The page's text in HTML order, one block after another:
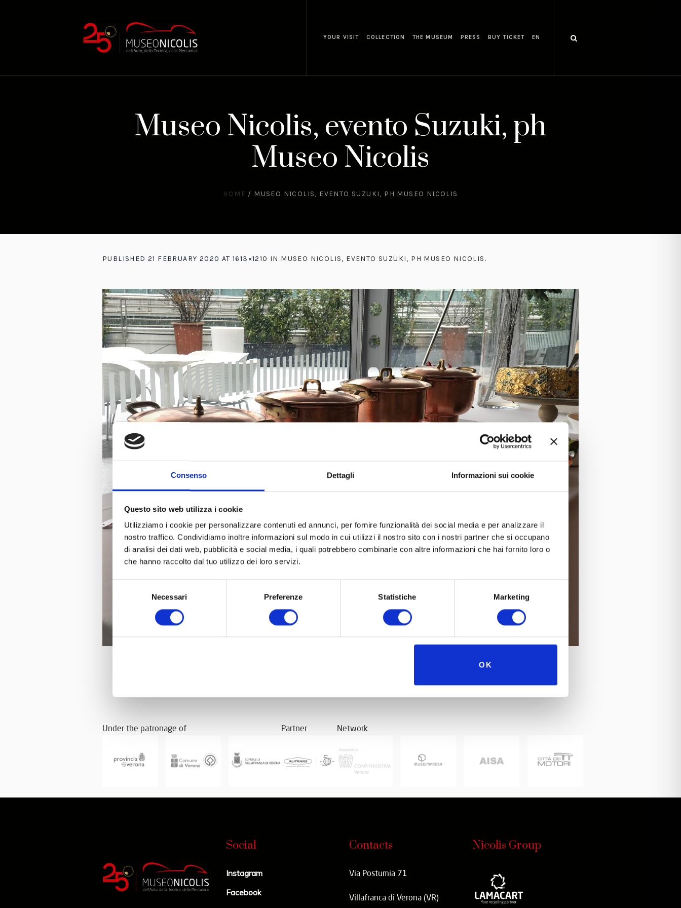
Consenso Dettagli Informazioni sui cookie
Questo sito web utilizza i cookie
Utilizziamo i cookie per personalizzare contenuti ed annunci, per fornire funzionalità dei social media e per analizzare il
nostro traffico. Condividiamo inoltre informazioni sul modo in cui utilizzi il nostro sito con i nostri partner che si occupano
di analisi dei dati web, pubblicità e social media, i quali potrebbero combinarle con altre informazioni che hai fornito loro o
che hanno raccolto dal tuo utilizzo dei loro servizi.
Necessari Preferenze Statistiche Marketing
OK
YOUR VISIT COLLECTION THE MUSEUM PRESS BUY TICKET EN
Museo Nicolis, evento Suzuki, ph
Museo Nicolis
HOME / MUSEO NICOLIS, EVENTO SUZUKI, PH MUSEO NICOLIS
PUBLISHED 21 FEBRUARY 2020 AT 1613×1210 IN MUSEO NICOLIS, EVENTO SUZUKI, PH MUSEO NICOLIS .
Under the patronage of Partner Network
Social
Instagram
Facebook
Contacts
Via Postumia 71
Villafranca di Verona (VR)
Nicolis Group